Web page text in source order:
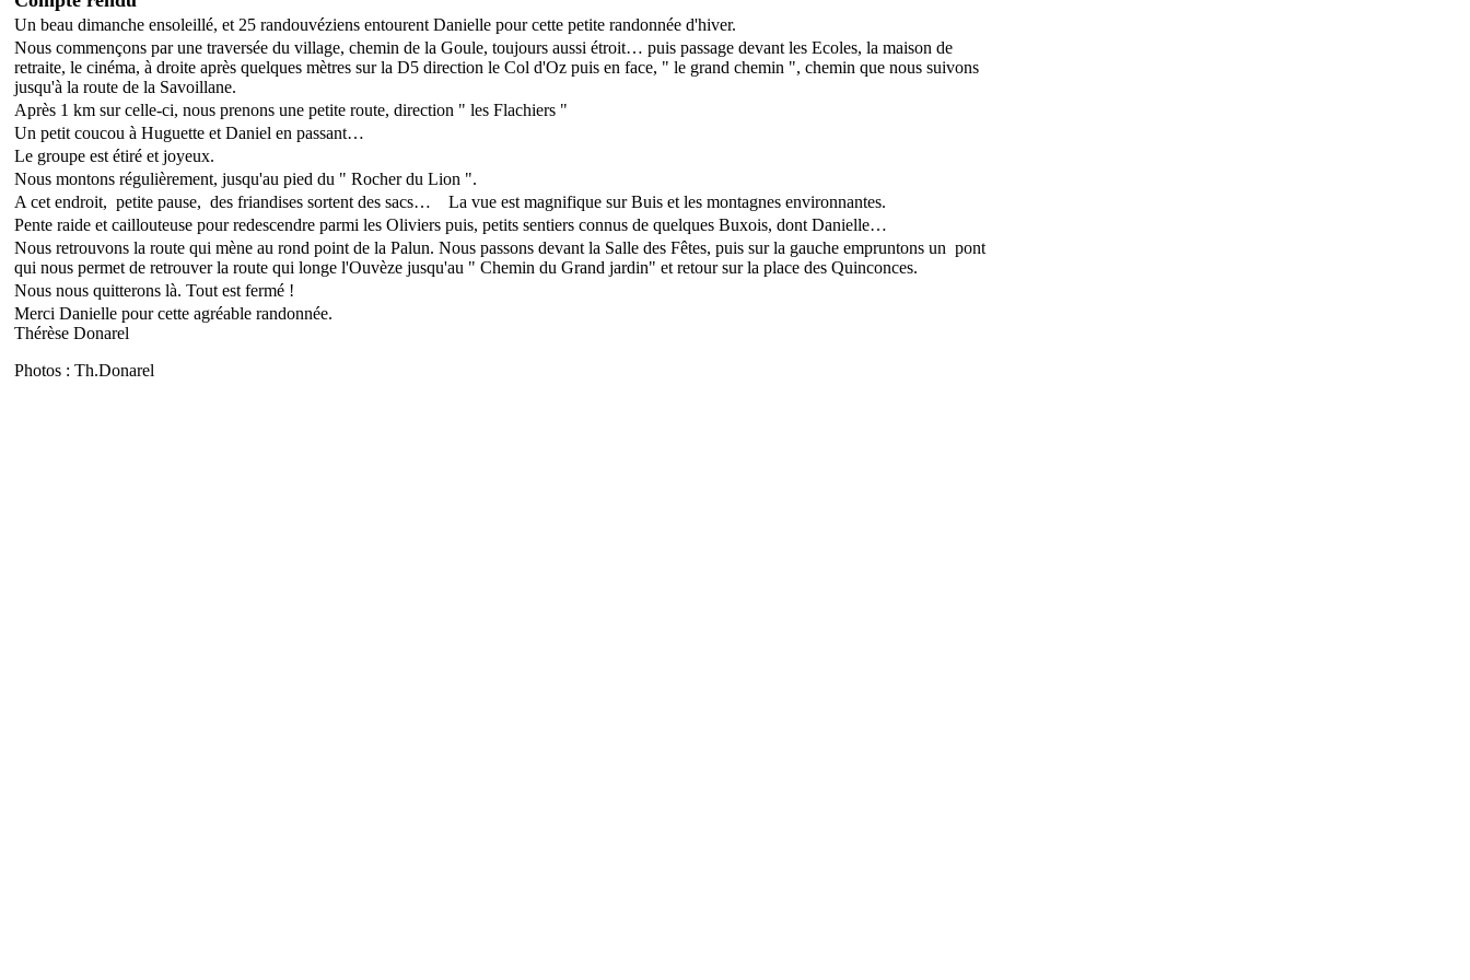
Un beau dimanche ensoleillé, et 25 randouvéziens entourent Danielle pour cette petite randonnée d'hiver.
Nous commençons par une traversée du village, chemin de la Goule, toujours aussi étroit… puis passage devant les Ecoles, la maison de
retraite, le cinéma, à droite après quelques mètres sur la D5 direction le Col d'Oz puis en face, " le grand chemin ", chemin que nous suivons
jusqu'à la route de la Savoillane.
Après 1 km sur celle-ci, nous prenons une petite route, direction " les Flachiers "
Un petit coucou à Huguette et Daniel en passant…
Le groupe est étiré et joyeux.
Nous montons régulièrement, jusqu'au pied du " Rocher du Lion ".
A cet endroit, petite pause, des friandises sortent des sacs… La vue est magnifique sur Buis et les montagnes environnantes.
Pente raide et caillouteuse pour redescendre parmi les Oliviers puis, petits sentiers connus de quelques Buxois, dont Danielle…
Nous retrouvons la route qui mène au rond point de la Palun. Nous passons devant la Salle des Fêtes, puis sur la gauche empruntons un pont
qui nous permet de retrouver la route qui longe l'Ouvèze jusqu'au " Chemin du Grand jardin" et retour sur la place des Quinconces.
Nous nous quitterons là. Tout est fermé !
Merci Danielle pour cette agréable randonnée.
Thérèse Donarel
Photos : Th.Donarel